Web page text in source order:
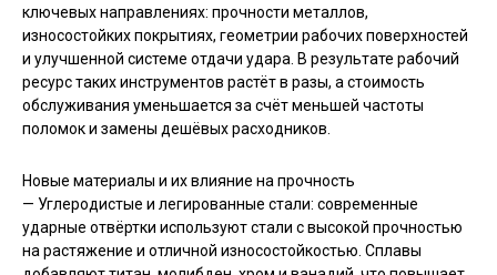
ключевых направлениях: прочности металлов,
износостойких покрытиях, геометрии рабочих поверхностей
и улучшенной системе отдачи удара. В результате рабочий
ресурс таких инструментов растёт в разы, а стоимость
обслуживания уменьшается за счёт меньшей частоты
поломок и замены дешёвых расходников.
Новые материалы и их влияние на прочность
— Углеродистые и легированные стали: современные
ударные отвёртки используют стали с высокой прочностью
на растяжение и отличной износостойкостью. Сплавы